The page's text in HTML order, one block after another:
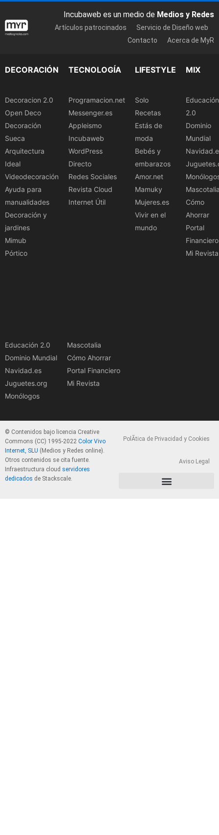
Incubaweb es un medio de Medios y Redes
Artículos patrocinados
Servicio de Diseño web
Contacto
Acerca de MyR
DECORACIÓN
Decoracion 2.0
Open Deco
Decoración
Sueca
Arquitectura
Ideal
Videodecoración
Ayuda para
manualidades
Decoración y
jardines
Mimub
Pórtico
TECNOLOGÍA
Programacion.net
Messenger.es
Appleismo
Incubaweb
WordPress
Directo
Redes Sociales
Revista Cloud
Internet Útil
LIFESTYLE
Solo
Recetas
Estás de
moda
Bebés y
embarazos
Amor.net
Mamuky
Mujeres.es
Vivir en el
mundo
MIX
Educación
2.0
Dominio
Mundial
Cómo
Ahorrar
Portal
Financiero
Mi Revista
Educación 2.0
Dominio Mundial
Navidad.es
Juguetes.org
Monólogos
Mascotalia
Cómo Ahorrar
Portal Financiero
Mi Revista
© Contenidos bajo licencia Creative
Commons (CC) 1995-2022 Color Vivo
Internet, SLU (Medios y Redes online).
Otros contenidos se cita fuente.
Infraestructura cloud servidores
dedicados de Stackscale.
PolÃ­tica de Privacidad y Cookies
Aviso Legal